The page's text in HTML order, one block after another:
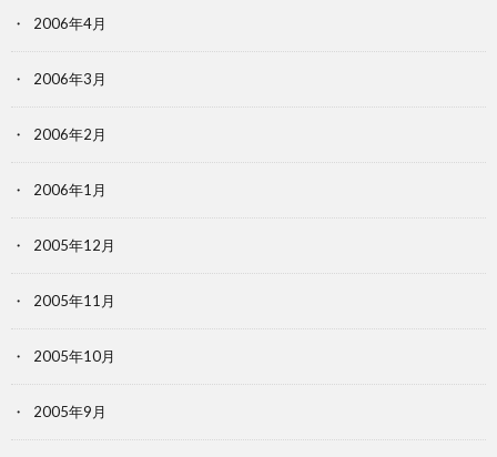
2006年4月
2006年3月
2006年2月
2006年1月
2005年12月
2005年11月
2005年10月
2005年9月